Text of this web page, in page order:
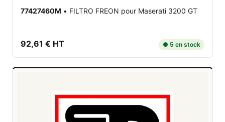
77427460M • FILTRO FREON pour Maserati 3200 GT
92,61 € HT ● 5 en stock